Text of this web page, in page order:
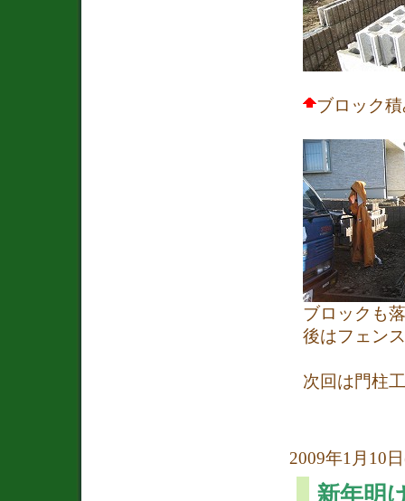
ブロック
ブロックも
後はフェン
次回は門柱
2009年1月10
新年明